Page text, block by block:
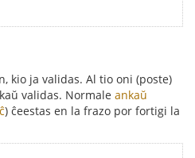
kio ja validas. Al tio oni (poste)
validas. Normale ankaŭ
) ĉeestas en la frazo por fortigi la